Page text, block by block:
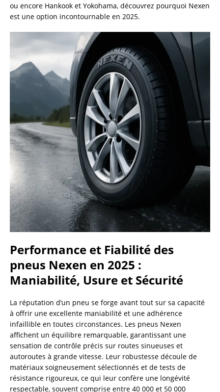
ou encore Hankook et Yokohama, découvrez pourquoi Nexen
est une option incontournable en 2025.
Performance et Fiabilité des
pneus Nexen en 2025 :
Maniabilité, Usure et Sécurité
La réputation d’un pneu se forge avant tout sur sa capacité
à offrir une excellente maniabilité et une adhérence
infaillible en toutes circonstances. Les pneus Nexen
affichent un équilibre remarquable, garantissant une
sensation de contrôle précis sur routes sinueuses et
autoroutes à grande vitesse. Leur robustesse découle de
matériaux soigneusement sélectionnés et de tests de
résistance rigoureux, ce qui leur confère une longévité
respectable, souvent comprise entre 40 000 et 50 000